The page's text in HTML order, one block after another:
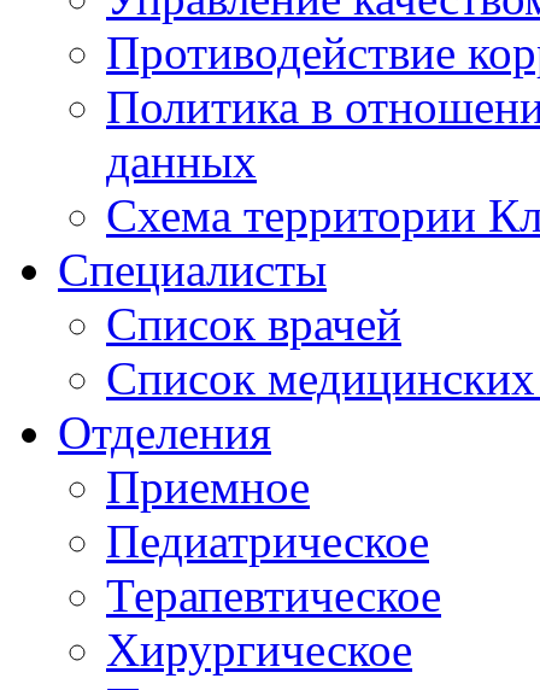
Противодействие
Политика в
данных
Схема территории
Специалисты
Список врачей
Список медицинских
Отделения
Приемное
Педиатрическое
Терапевтическое
Хирургическое